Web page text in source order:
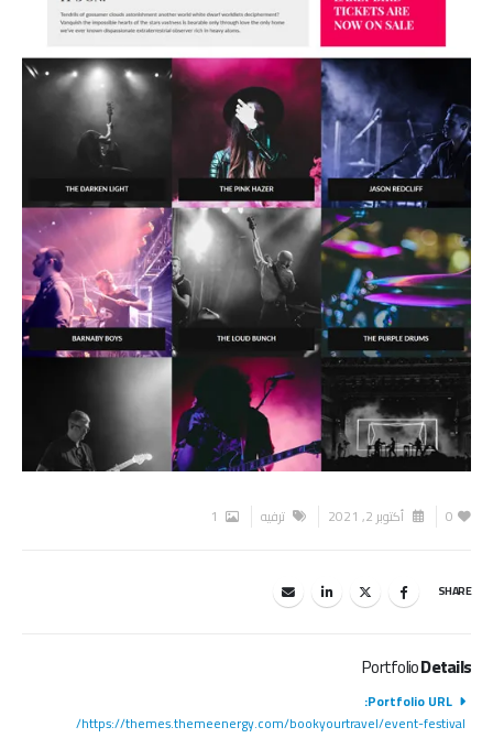
0 أكتوبر 2, 2021 ترفيه
SHARE
PortfolioDetails
Portfolio URL:
https://themes.themeenergy.com/bookyourtravel/event-festival/